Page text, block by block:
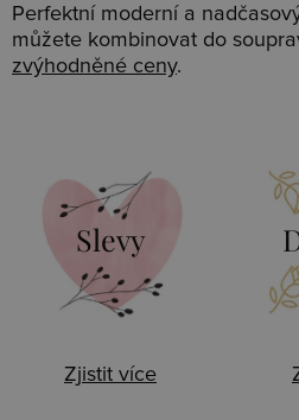
Perfektní moderní a
můžete kombinovat do
zvýhodněné ceny.
Slevy
Zjistit více